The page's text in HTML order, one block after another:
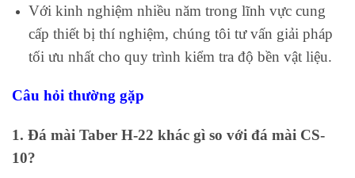
Với kinh nghiệm nhiều năm trong lĩnh vực cung
cấp thiết bị thí nghiệm, chúng tôi tư vấn giải pháp
tối ưu nhất cho quy trình kiểm tra độ bền vật liệu.
Câu hỏi thường gặp
1. Đá mài Taber H-22 khác gì so với đá mài CS-
10?